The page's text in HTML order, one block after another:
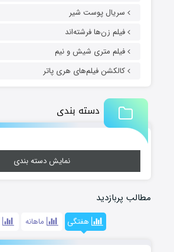
سریال پوست شیر
فیلم زن‌ها فرشته‌اند
فیلم متری شیش و نیم
کالکشن فیلم‌های هری پاتر
دسته بندی
نمایش دسته بندی
مطالب پربازدید
هفتگی ماهانه